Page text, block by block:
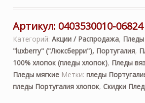
Артикул: 0403530010-06824
Категорий: Акции / Распродажа, Пледы
"luxberry" ("Люксберри"), Португалия,
100% хлопок (пледы хлопок), Пледы
Пледы мягкие Метки: пледы
пледы Португалия хлопок, Скидки